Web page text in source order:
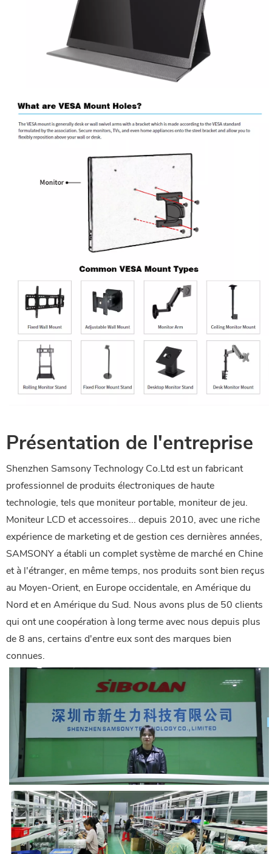
Présentation de l'entreprise
Shenzhen Samsony Technology Co.Ltd est un fabricant
professionnel de produits électroniques de haute
technologie, tels que moniteur portable, moniteur de jeu.
Moniteur LCD et accessoires... depuis 2010, avec une riche
expérience de marketing et de gestion ces dernières années,
SAMSONY a établi un complet système de marché en Chine
et à l'étranger, en même temps, nos produits sont bien reçus
au Moyen-Orient, en Europe occidentale, en Amérique du
Nord et en Amérique du Sud. Nous avons plus de 50 clients
qui ont une coopération à long terme avec nous depuis plus
de 8 ans, certains d'entre eux sont des marques bien
connues.